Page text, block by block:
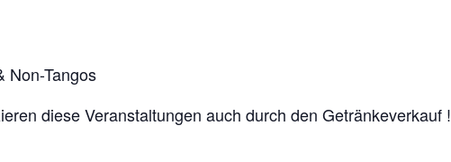
Non-Tangos
diese Veranstaltungen auch durch den Getränkeverkauf !